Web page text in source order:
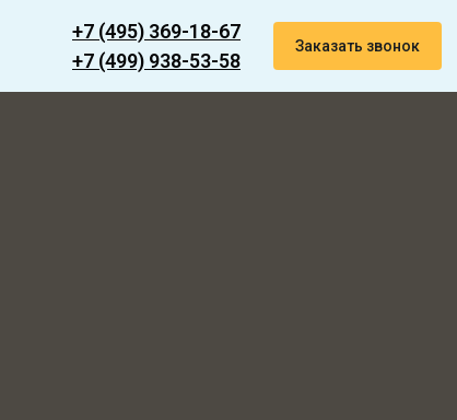
+7 (495) 369-18-67
+7 (499) 938-53-58
Заказать звонок